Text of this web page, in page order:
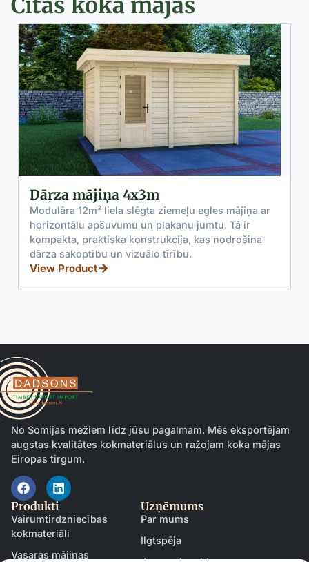
Dārza mājiņa 4x3m
Modulāra 12m² liela slēgta ziemeļu egles mājiņa ar
horizontālu apšuvumu un plakanu jumtu. Tā ir
kompakta, praktiska konstrukcija, kas nodrošina
dārza sakoptību un vizuālo tīrību.
View Product
No Somijas mežiem līdz jūsu pagalmam. Mēs eksportējam
augstas kvalitātes kokmateriālus un ražojam koka mājas
Eiropas tirgum.
Produkti
Vairumtirdzniecības
kokmateriāli
Vasaras mājiņas
Uzņēmums
Par mums
Ilgtspēja